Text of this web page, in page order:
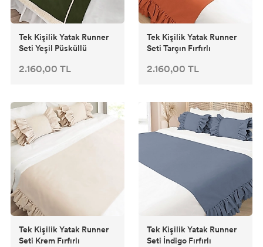
Tek Kişilik Yatak Runner
Seti Yeşil Püsküllü
2.160,00 TL
Tek Kişilik Yatak Runner
Seti Tarçın Fırfırlı
2.160,00 TL
Tek Kişilik Yatak Runner
Seti Krem Fırfırlı
Tek Kişilik Yatak Runner
Seti İndigo Fırfırlı